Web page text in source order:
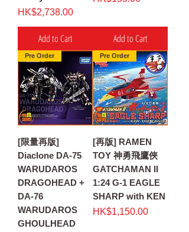
Price
HK$2,738.00
Add to Cart Add to Cart
Pre Order
[限量再版]
Diaclone DA-75
WARUDAROS
DRAGOHEAD +
DA-76
WARUDAROS
GHOULHEAD
Pre Order
[再版] RAMEN
TOY 神勇飛鷹俠
GATCHAMAN II
1:24 G-1 EAGLE
SHARP with KEN
Price
HK$1,150.00